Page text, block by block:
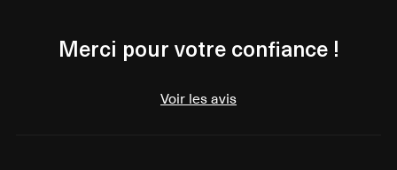
Merci pour votre confiance !
Voir les avis